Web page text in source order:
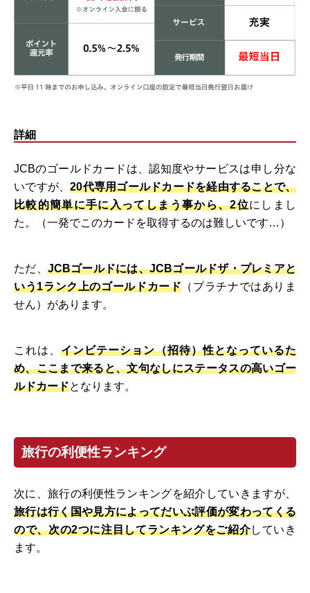
詳細
JCBのゴールドカードは、認知度やサービスは申し分な
いですが、20代専用ゴールドカードを経由することで、
比較的簡単に手に入ってしまう事から、2位にしまし
た。（一発でこのカードを取得するのは難しいです…）
ただ、 JCBゴールドには、JCBゴールドザ・プレミアと
いう1ランク上のゴールドカード （プラチナではありま
せん）があります。
これは、インビテーション（招待）性となっているた
め、ここまで来ると、文句なしにステータスの高いゴー
ルドカードとなります。
旅行の利便性ランキング
次に、旅行の利便性ランキングを紹介していきますが、
旅行は行く国や見方によってだいぶ評価が変わってくる
ので、次の2つに注目してランキングをご紹介していき
ます。